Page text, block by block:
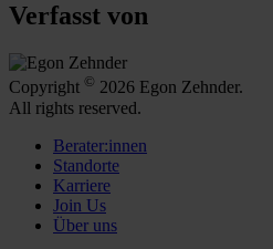
Verfasst von
Copyright © 2026 Egon Zehnder.
All rights reserved.
Berater:innen
Standorte
Karriere
Join Us
Über uns